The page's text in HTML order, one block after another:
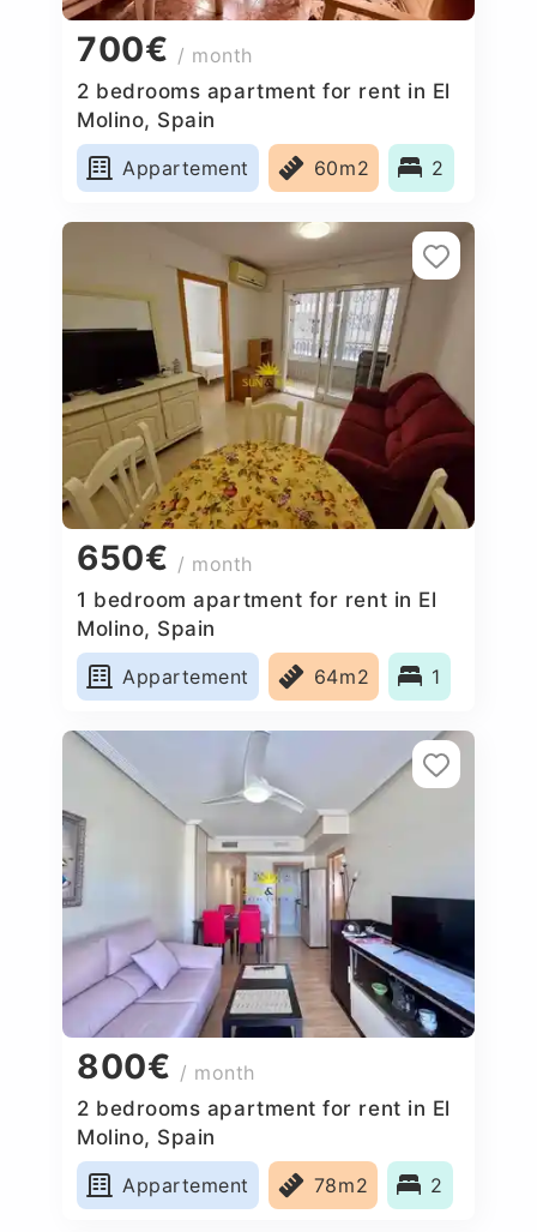
700€ / month
2 bedrooms apartment for rent in El
Molino, Spain
Appartement
60m2 2
650€ / month
1 bedroom apartment for rent in El
Molino, Spain
Appartement
64m2 1
800€ / month
2 bedrooms apartment for rent in El
Molino, Spain
Appartement
78m2 2